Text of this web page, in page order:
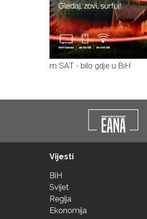
m:SAT - bilo gdje u BiH
Vijesti
BiH
Svijet
Regija
Ekonomija